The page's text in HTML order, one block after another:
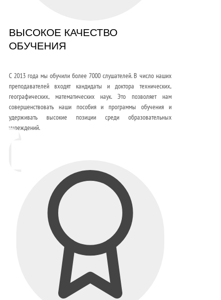
ВЫСОКОЕ КАЧЕСТВО
ОБУЧЕНИЯ
С 2013 года мы обучили более 7000 слушателей. В число наших
преподавателей входят кандидаты и доктора технических,
географических, математических наук. Это позволяет нам
совершенствовать наши пособия и программы обучения и
удерживать высокие позиции среди образовательных
учреждений.